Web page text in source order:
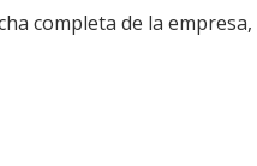
completa de la